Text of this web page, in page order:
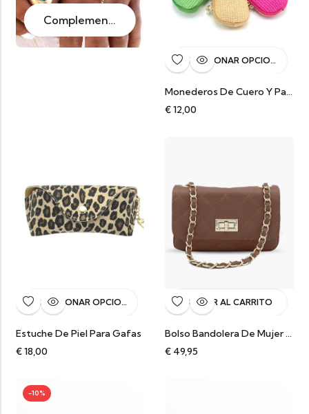
Complementos
SELECCIONAR OPCIONES
Monederos De Cuero Y Paja Palma Natural
€12,00
SELECCIONAR OPCIONES
Estuche De Piel Para Gafas
€18,00
AÑADIR AL CARRITO
Bolso Bandolera De Mujer En Piel Café Auténtica Sauvage Acolchada Chantal
€ 49,95
-10%